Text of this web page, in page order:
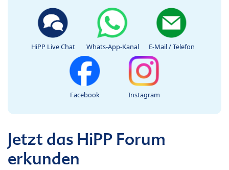
HiPP Live Chat Whats-App-Kanal E-Mail / Telefon
Facebook Instagram
Jetzt das HiPP Forum
erkunden